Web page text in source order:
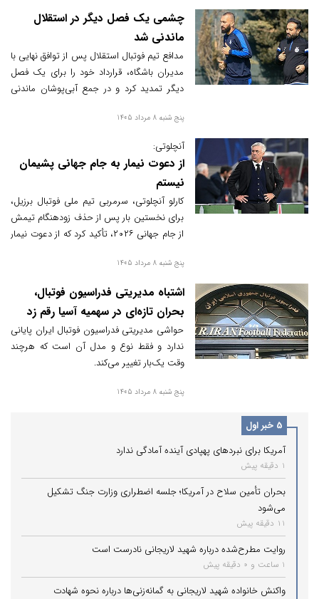
چشمی یک فصل دیگر در استقلال
ماندنی شد
مدافع تیم فوتبال استقلال پس از توافق نهایی با
مدیران باشگاه، قرارداد خود را برای یک فصل
دیگر تمدید کرد و در جمع آبی‌پوشان ماندنی
پنج شنبه 8 مرداد 1405
آنچلوتی:
از دعوت نیمار به جام جهانی پشیمان
نیستم
کارلو آنچلوتی، سرمربی تیم ملی فوتبال برزیل،
برای نخستین بار پس از حذف زودهنگام تیمش
از جام جهانی ۲۰۲۶، تأکید کرد که از دعوت نیمار
پنج شنبه 8 مرداد 1405
اشتباه مدیریتی فدراسیون فوتبال،
بحران تازه‌ای در سهمیه آسیا رقم زد
حواشی مدیریتی فدراسیون فوتبال ایران پایانی
ندارد و فقط نوع و مدل آن است که هرچند
وقت یک‌بار تغییر می‌کند.
پنج شنبه 8 مرداد 1405
5 خبر اول
آمریکا برای نبردهای پهپادی آینده آمادگی ندارد
1 دقیقه پیش
بحران تأمین سلاح در آمریکا؛ جلسه اضطراری وزارت جنگ تشکیل
می‌شود
11 دقیقه پیش
روایت مطرح‌شده درباره شهید لاریجانی نادرست است
1 ساعت و 0 دقیقه پیش
واکنش خانواده شهید لاریجانی به گمانه‌زنی‌ها درباره نحوه شهادت